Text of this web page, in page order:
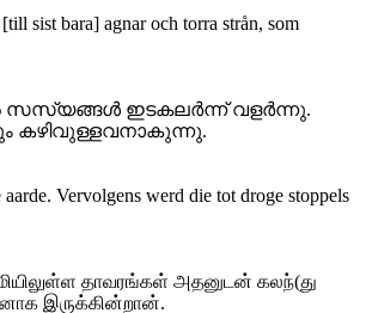
sist bara] agnar och torra strån, som
സസ്യങ്ങള്‍ ഇടകലര്‍ന്ന് വളര്‍ന്നു.
കഴിവുള്ളവനാകുന്നു.
Vervolgens werd die tot droge stoppels
தாவரங்கள் அதனுடன் கலந்(து
இருக்கின்றான்.